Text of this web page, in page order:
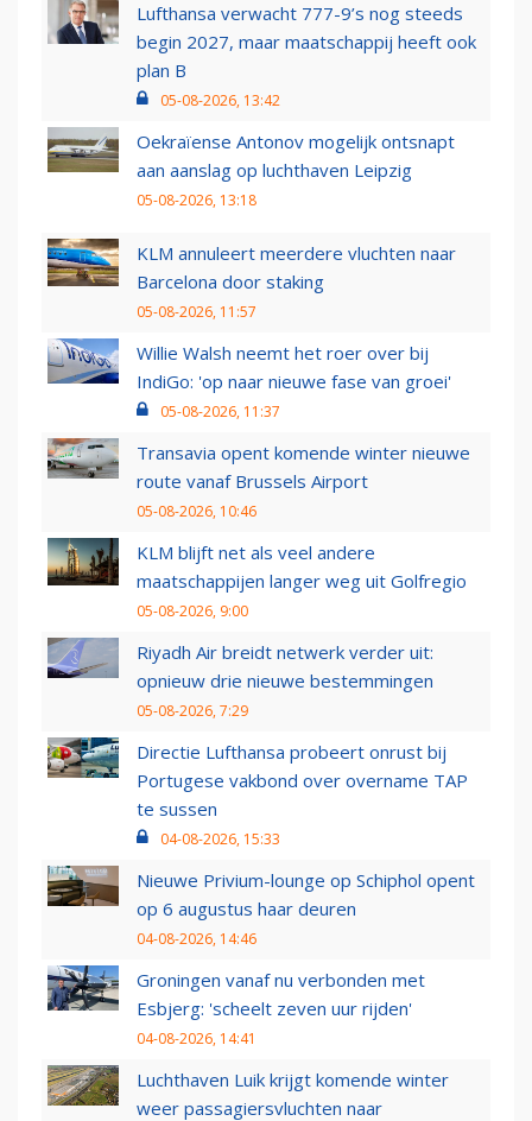
Lufthansa verwacht 777-9’s nog steeds
begin 2027, maar maatschappij heeft ook
plan B
05-08-2026, 13:42
Oekraïense Antonov mogelijk ontsnapt
aan aanslag op luchthaven Leipzig
05-08-2026, 13:18
KLM annuleert meerdere vluchten naar
Barcelona door staking
05-08-2026, 11:57
Willie Walsh neemt het roer over bij
IndiGo: 'op naar nieuwe fase van groei'
05-08-2026, 11:37
Transavia opent komende winter nieuwe
route vanaf Brussels Airport
05-08-2026, 10:46
KLM blijft net als veel andere
maatschappijen langer weg uit Golfregio
05-08-2026, 9:00
Riyadh Air breidt netwerk verder uit:
opnieuw drie nieuwe bestemmingen
05-08-2026, 7:29
Directie Lufthansa probeert onrust bij
Portugese vakbond over overname TAP
te sussen
04-08-2026, 15:33
Nieuwe Privium-lounge op Schiphol opent
op 6 augustus haar deuren
04-08-2026, 14:46
Groningen vanaf nu verbonden met
Esbjerg: 'scheelt zeven uur rijden'
04-08-2026, 14:41
Luchthaven Luik krijgt komende winter
weer passagiersvluchten naar